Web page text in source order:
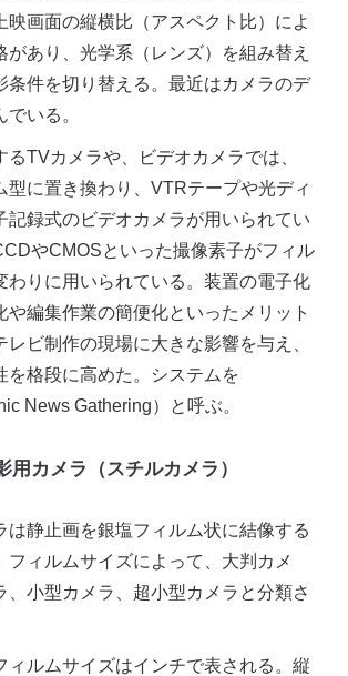
映画面の縦横比（アスペクト比）によ
があり、光学系（レンズ）を組み替え
条件を切り替える。最近はカメラのデ
いる。
るTVカメラや、ビデオカメラでは、
型に置き換わり、VTRテープや光ディ
記録式のビデオカメラが用いられてい
やCMOSといった撮像素子がフィル
わりに用いられている。装置の電子化
や編集作業の簡便化といったメリット
レビ制作の現場に大きな影響を与え、
を格段に高めた。システムを
News Gathering）と呼ぶ。
用カメラ（スチルカメラ）
は静止画を銀塩フィルム状に結像する
フィルムサイズによって、大判カメ
、小型カメラ、超小型カメラと分類さ
ィルムサイズはインチで表される。縦